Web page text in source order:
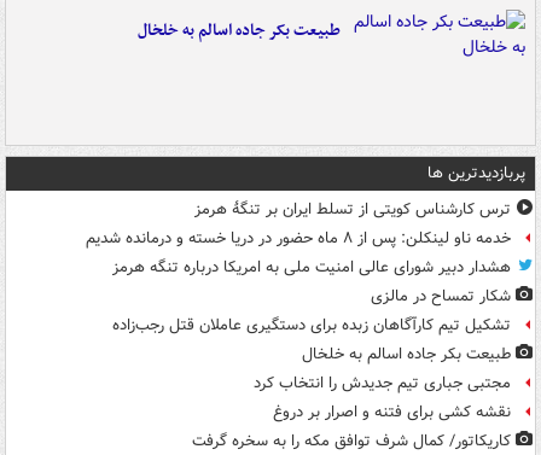
طبیعت بکر جاده اسالم به خلخال
پربازدیدترین ها
ترس کارشناس کویتی از تسلط ایران بر تنگۀ هرمز
خدمه ناو لینکلن: پس از ۸ ماه حضور در دریا خسته و درمانده‌ شدیم
هشدار دبیر شورای عالی امنیت ملی به امریکا درباره تنگه هرمز
شکار تمساح در مالزی
تشکیل تیم کارآگاهان زبده برای دستگیری عاملان قتل رجب‌زاده
طبیعت بکر جاده اسالم به خلخال
مجتبی جباری تیم جدیدش را انتخاب کرد
نقشه کشی برای فتنه و اصرار بر دروغ
کاریکاتور/ کمال شرف توافق مکه را به سخره گرفت